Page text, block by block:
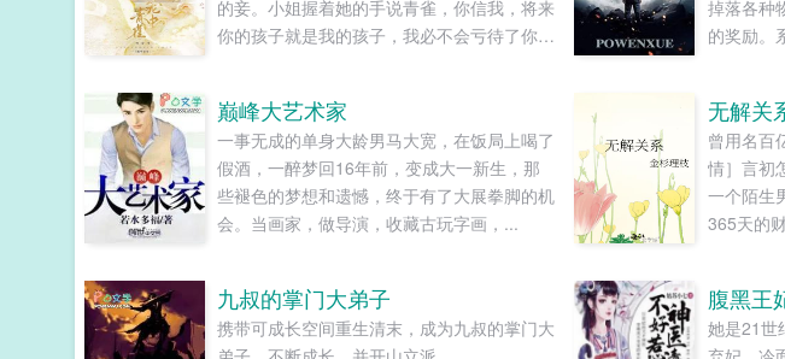
日，未杀
坐，临视
凤目微眯
儿，如今
跪了下去
炼，越发
笑，未
金银珠玉
娶您回家
的质子攻
期装乖假
的妾。小姐握着她的手说青雀，你信我，将来
你的孩子就是我的孩子，我必不会亏待了你。
她的一双儿女日渐长大，女儿如花貌美，儿子
才学过人，人人都说，她的好日子要来了。可
女儿被送去和番儿子被打断双腿的冬天，她也
以嫉妒盗窃两重罪名，死在一个寒冷的夜。青
雀死不瞑目。她想问一问她的小姐，她从小相
为什么这样待她？为什么这样待她的孩子们？
重来一回，她已经是姑爷的侍妾，肚里才怀上
女儿。上一世醉眼看她目不转睛的楚王，此生
掉落各种
的奖励。
巅峰大艺术家
一事无成的单身大龄男马大宽，在饭局上喝了
假酒，一醉梦回16年前，变成大一新生，那
些褪色的梦想和遗憾，终于有了大展拳脚的机
会。当画家，做导演，收藏古玩字画，...
无解关
曾用名百
情］言初
一个陌生
365天的
金，年轻
欲强，还
九叔的掌门大弟子
携带可成长空间重生清末，成为九叔的掌门大
腹黑王
她是21世